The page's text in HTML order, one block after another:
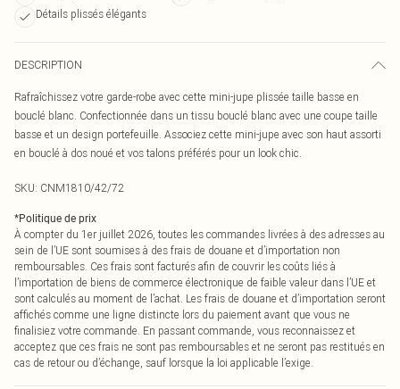
Détails plissés élégants
DESCRIPTION
Rafraîchissez votre garde-robe avec cette mini-jupe plissée taille basse en
bouclé blanc. Confectionnée dans un tissu bouclé blanc avec une coupe taille
basse et un design portefeuille. Associez cette mini-jupe avec son haut assorti
en bouclé à dos noué et vos talons préférés pour un look chic.
SKU: CNM1810/42/72
*Politique de prix
À compter du 1er juillet 2026, toutes les commandes livrées à des adresses au
sein de l’UE sont soumises à des frais de douane et d’importation non
remboursables. Ces frais sont facturés afin de couvrir les coûts liés à
l’importation de biens de commerce électronique de faible valeur dans l’UE et
sont calculés au moment de l’achat. Les frais de douane et d’importation seront
affichés comme une ligne distincte lors du paiement avant que vous ne
finalisiez votre commande. En passant commande, vous reconnaissez et
acceptez que ces frais ne sont pas remboursables et ne seront pas restitués en
cas de retour ou d’échange, sauf lorsque la loi applicable l’exige.